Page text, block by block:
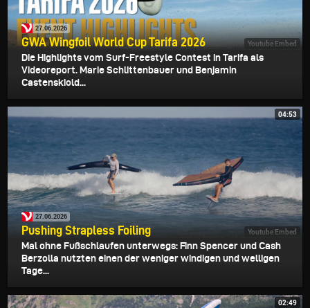
Youtube Embed
27.06.2026
GWA Wingfoil World Cup Tarifa 2026
Die Highlights vom Surf-Freestyle Contest in Tarifa als
Videoreport. Marie Schlittenbauer und Benjamin
Castenskiold...
04:53
Youtube Embed
27.06.2026
Pushing Strapless Foiling
Mal ohne Fußschlaufen unterwegs: Finn Spencer und Cash
Berzolla nutzten einen der weniger windigen und welligen
Tage...
02:49